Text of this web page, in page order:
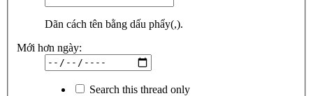
Dãn cách tên bằng dấu phẩy(,).
Mới hơn ngày:
Search this thread only